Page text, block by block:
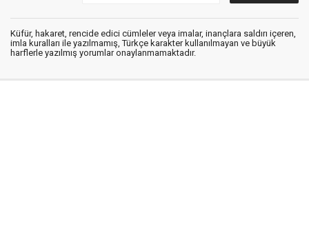
Küfür, hakaret, rencide edici cümleler veya imalar, inançlara saldırı içeren,
imla kuralları ile yazılmamış, Türkçe karakter kullanılmayan ve büyük
harflerle yazılmış yorumlar onaylanmamaktadır.